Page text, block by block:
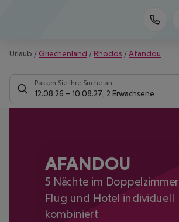
Urlaub / Griechenland / Rhodos /Afandou
Passen Sie Ihre Suche an
12.08.26 – 10.08.27 2 Erwachsene
AFANDOU
5 Nächte im Doppelzimmer
Flug und Hotel individuell
kombiniert